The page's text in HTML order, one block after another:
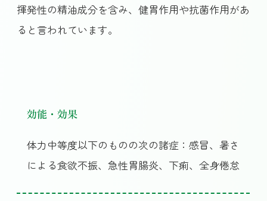
揮発性の精油成分を含み、健胃作用や抗菌作用があ
ると言われています。
効能・効果
体力中等度以下のものの次の諸症：感冒、暑さ
による食欲不振、急性胃腸炎、下痢、全身倦怠